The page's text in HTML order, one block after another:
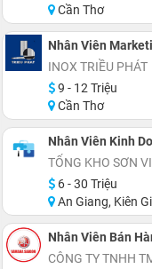
Cần Thơ
Nhân Viên
INOX TRIỀU PHÁT
9 - 12 Triệu
Cần Thơ
Nhân Viên Kinh
TỔNG KHO SƠN
6 - 30 Triệu
An Giang, Kiên Giang, Hậu Giang, Sóc
Nhân Viên Bán
CÔNG TY TNHH